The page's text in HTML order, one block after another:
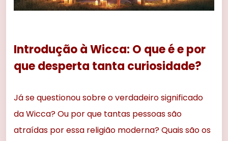
Introdução à Wicca: O que é e por
que desperta tanta curiosidade?
Já se questionou sobre o verdadeiro significado
da Wicca? Ou por que tantas pessoas são
atraídas por essa religião moderna? Quais são os